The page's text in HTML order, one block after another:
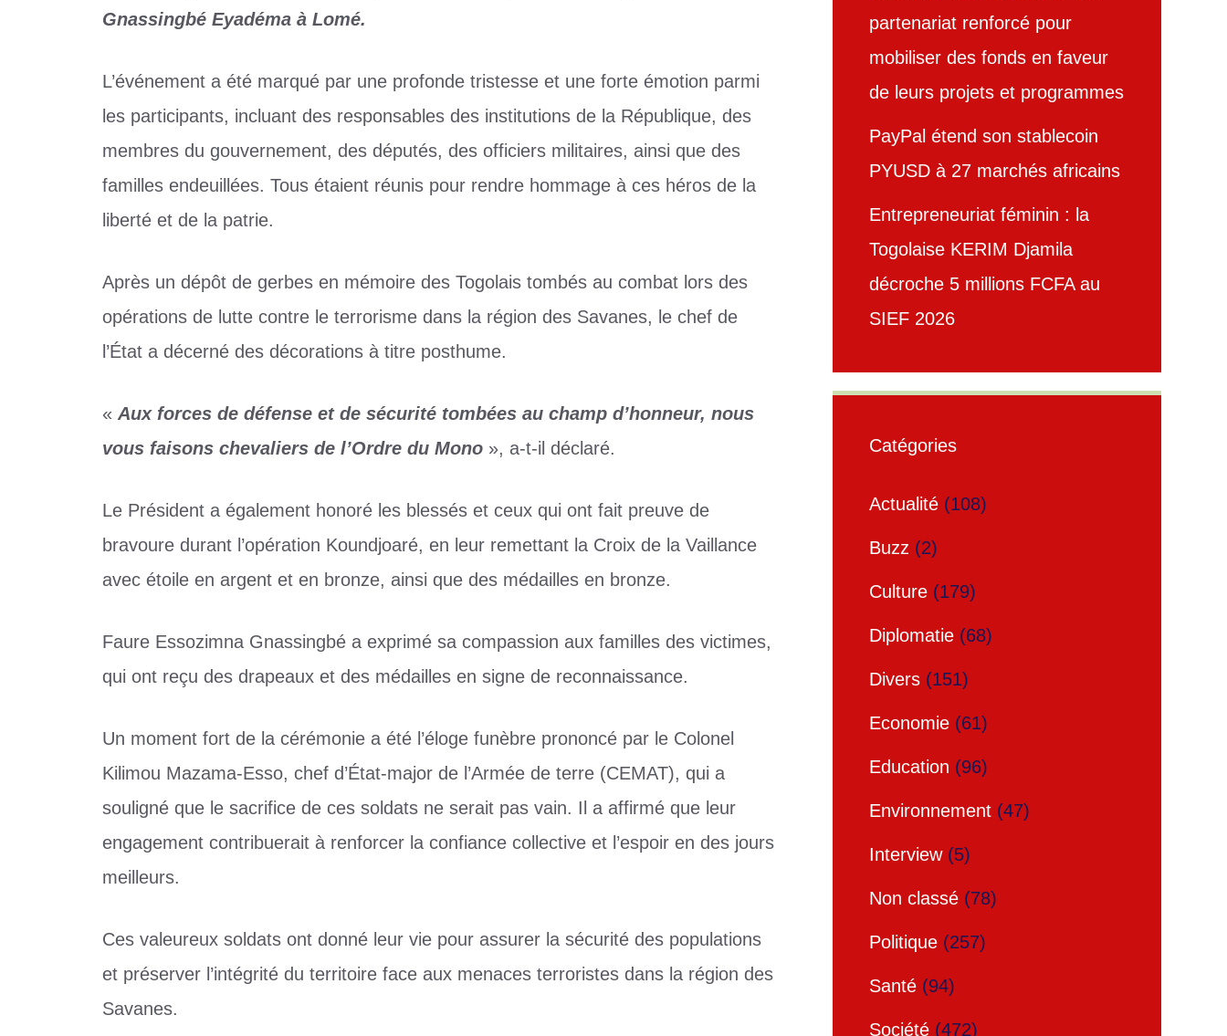
Gnassingbé Eyadéma à Lomé.
L’événement a été marqué par une profonde tristesse et une forte émotion parmi
les participants, incluant des responsables des institutions de la République, des
membres du gouvernement, des députés, des officiers militaires, ainsi que des
familles endeuillées. Tous étaient réunis pour rendre hommage à ces héros de la
liberté et de la patrie.
Après un dépôt de gerbes en mémoire des Togolais tombés au combat lors des
opérations de lutte contre le terrorisme dans la région des Savanes, le chef de
l’État a décerné des décorations à titre posthume.
«Aux forces de défense et de sécurité tombées au champ d’honneur, nous
vous faisons chevaliers de l’Ordre du Mono », a-t-il déclaré.
Le Président a également honoré les blessés et ceux qui ont fait preuve de
bravoure durant l’opération Koundjoaré, en leur remettant la Croix de la Vaillance
avec étoile en argent et en bronze, ainsi que des médailles en bronze.
Faure Essozimna Gnassingbé a exprimé sa compassion aux familles des victimes,
qui ont reçu des drapeaux et des médailles en signe de reconnaissance.
Un moment fort de la cérémonie a été l’éloge funèbre prononcé par le Colonel
Kilimou Mazama-Esso, chef d’État-major de l’Armée de terre (CEMAT), qui a
souligné que le sacrifice de ces soldats ne serait pas vain. Il a affirmé que leur
engagement contribuerait à renforcer la confiance collective et l’espoir en des jours
meilleurs.
Ces valeureux soldats ont donné leur vie pour assurer la sécurité des populations
et préserver l’intégrité du territoire face aux menaces terroristes dans la région des
Savanes.
partenariat renforcé pour
mobiliser des fonds en faveur
de leurs projets et programmes
PayPal étend son stablecoin
PYUSD à 27 marchés africains
Entrepreneuriat féminin : la
Togolaise KERIM Djamila
décroche 5 millions FCFA au
SIEF 2026
Catégories
Actualité (108)
Buzz (2)
Culture (179)
Diplomatie (68)
Divers (151)
Economie (61)
Education (96)
Environnement (47)
Interview(5)
Non classé (78)
Politique (257)
Santé (94)
Société (472)